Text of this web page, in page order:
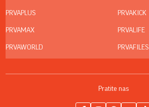
PRVAPLUS
PRVAMAX
PRVAWORLD
PRVAKICK
PRVALIFE
PRVAFILES
Pratite nas